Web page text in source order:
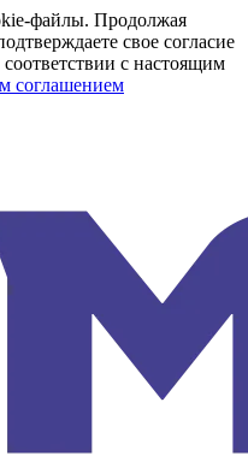
файлы. Продолжая
свое согласие
с настоящим
соглашением